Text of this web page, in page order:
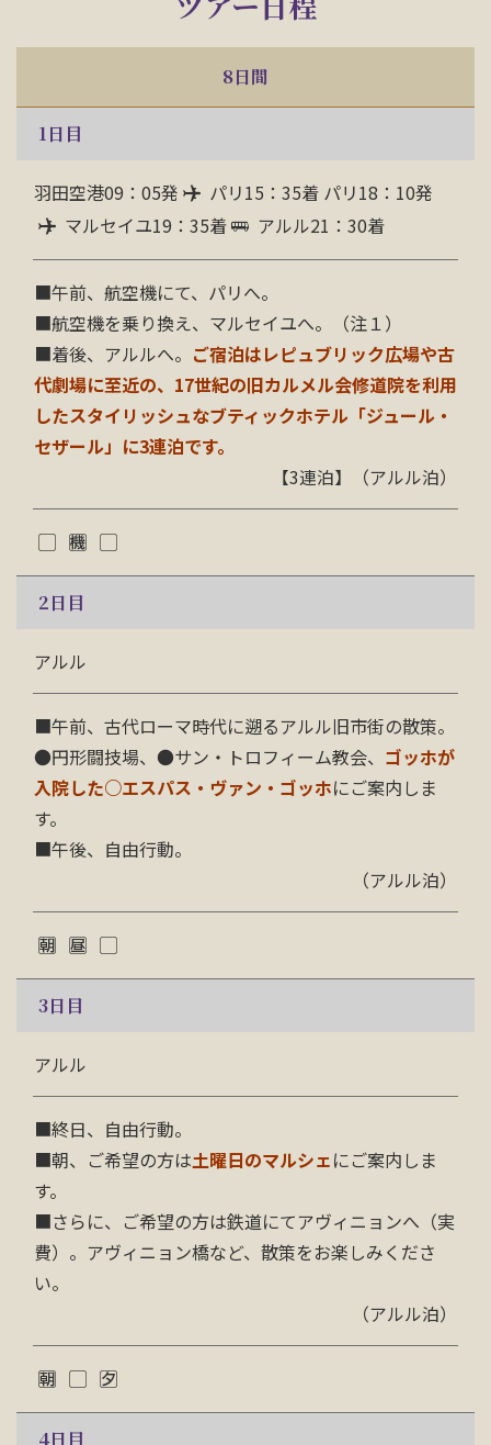
8日間
1日目
羽田空港09：05発
パリ15：35着 パリ18：10発
マルセイユ19：35着
アルル21：30着
■午前、航空機にて、パリへ。
■航空機を乗り換え、マルセイユへ。（注１）
■着後、アルルへ。 ご宿泊はレピュブリック広場や古
代劇場に至近の、17世紀の旧カルメル会修道院を利用
したスタイリッシュなブティックホテル「ジュール・
セザール」に3連泊です。
【3連泊】（アルル泊）
2日目
アルル
■午前、古代ローマ時代に遡るアルル旧市街の散策。
●円形闘技場、●サン・トロフィーム教会、 ゴッホが
入院した○エスパス・ヴァン・ゴッホにご案内しま
す。
■午後、自由行動。
（アルル泊）
3日目
アルル
■終日、自由行動。
■朝、ご希望の方は土曜日のマルシェにご案内しま
す。
■さらに、ご希望の方は鉄道にてアヴィニョンへ（実
費）。アヴィニョン橋など、散策をお楽しみくださ
い。
（アルル泊）
4日目